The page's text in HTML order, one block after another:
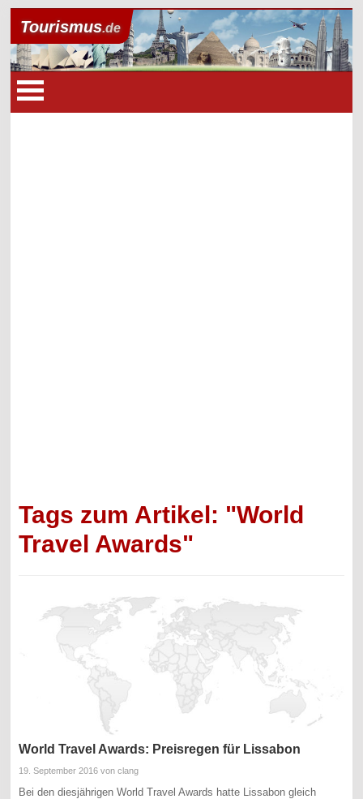
Tourismus.de
Tags zum Artikel: "World
Travel Awards"
World Travel Awards: Preisregen für Lissabon
19. September 2016 von clang
Bei den diesjährigen World Travel Awards hatte Lissabon gleich